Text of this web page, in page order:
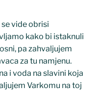
vide obrisi
kako bi istaknuli
pa zahvaljujem
za tu namjenu.
i voda na slavini koja
Varkomu na toj